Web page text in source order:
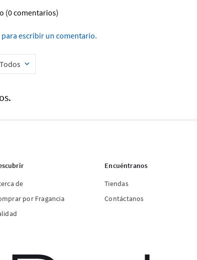
(0 comentarios)
escribir un comentario.
Todos
de
por Fragancia
Encuéntranos
Tiendas
Contáctanos